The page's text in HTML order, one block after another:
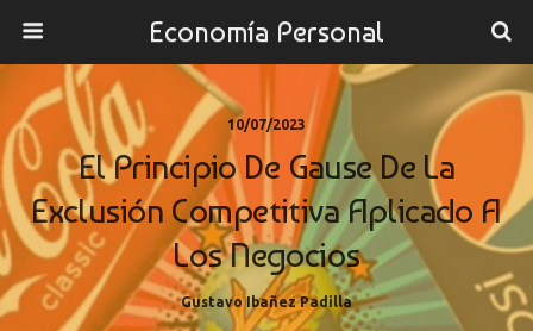
Economía Personal
10/07/2023
El Principio De Gause De La
Exclusión Competitiva Aplicado A
Los Negocios
Gustavo Ibañez Padilla